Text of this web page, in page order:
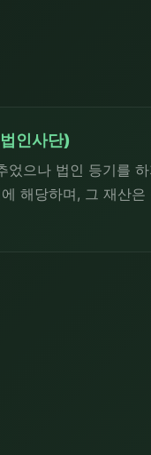
인사단)
었으나 법인 등기를
에 해당하며, 그 재산